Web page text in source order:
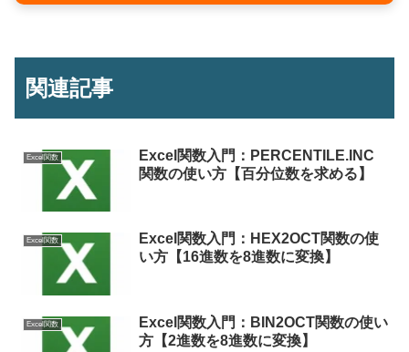
関連記事
Excel関数
Excel関数入門：PERCENTILE.INC
関数の使い方【百分位数を求める】
Excel関数
Excel関数入門：HEX2OCT関数の使
い方【16進数を8進数に変換】
Excel関数
Excel関数入門：BIN2OCT関数の使い
方【2進数を8進数に変換】